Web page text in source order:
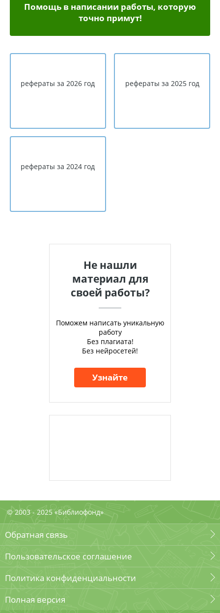
Помощь в написании работы, которую
точно примут!
рефераты за 2026 год рефераты за 2025 год
рефераты за 2024 год
Не нашли
материал для
своей работы?
Поможем написать уникальную
работу
Без плагиата!
Без нейросетей!
Узнайте
© 2003 - 2025 «Библиофонд»
Обратная связь
Пользовательское соглашение
Политика конфиденциальности
Полная версия